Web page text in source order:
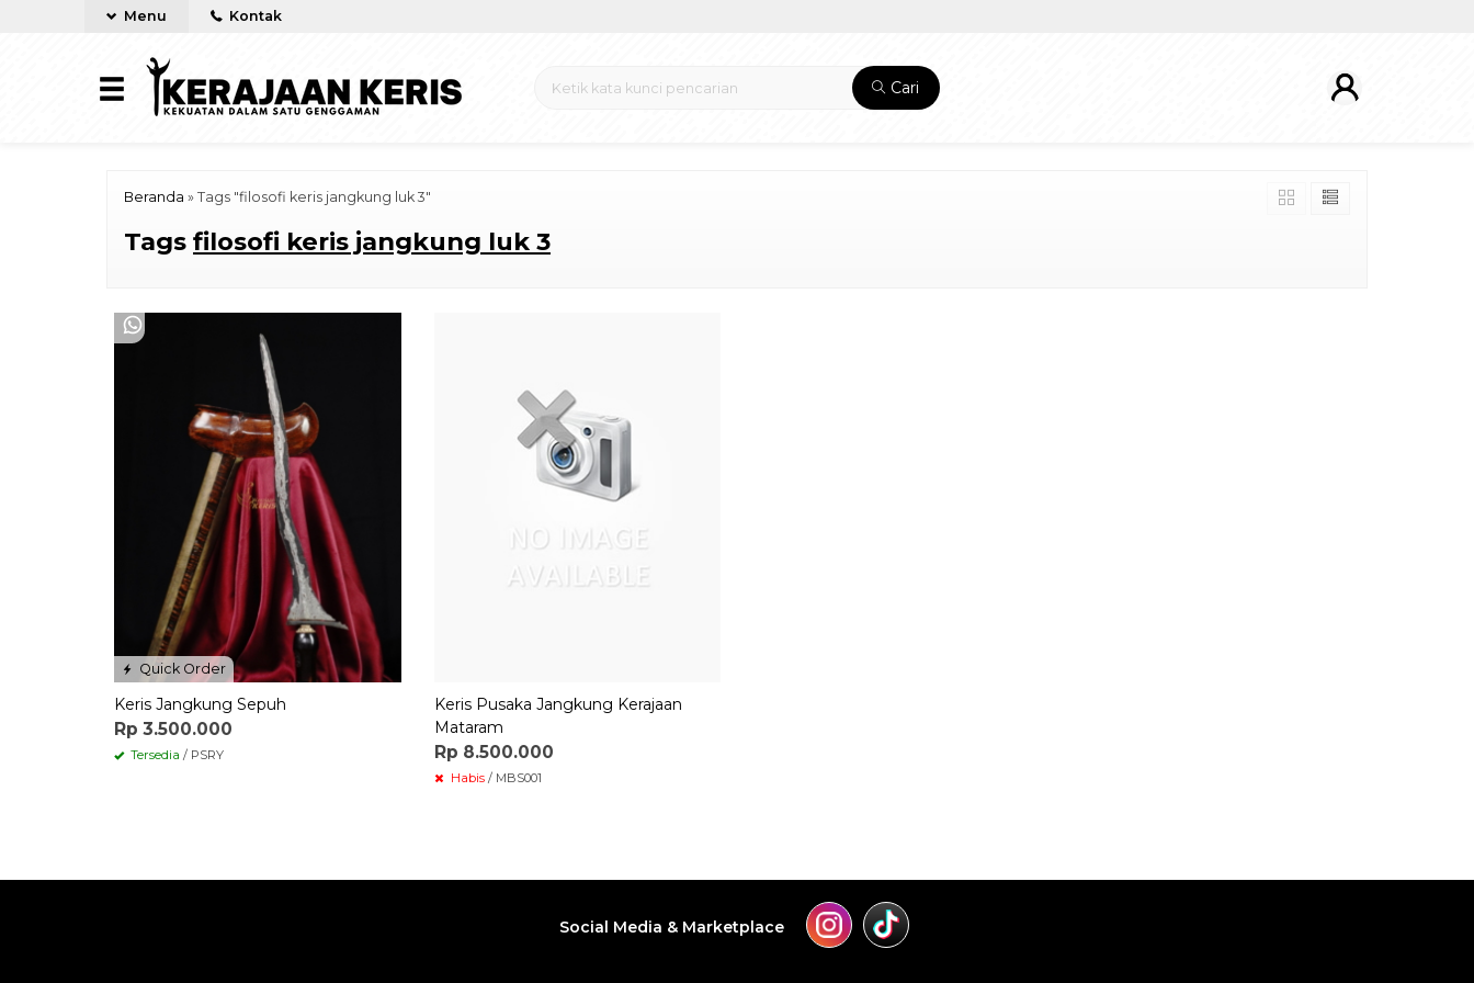
Menu Kontak
Cari
Beranda » Tags "filosofi keris jangkung luk 3"
Tags filosofi keris jangkung luk 3
Quick Order
Keris Jangkung Sepuh
Rp 3.500.000
Tersedia / PSRY
Keris Pusaka Jangkung Kerajaan
Mataram
Rp 8.500.000
Habis/ MBS001
Social Media & Marketplace